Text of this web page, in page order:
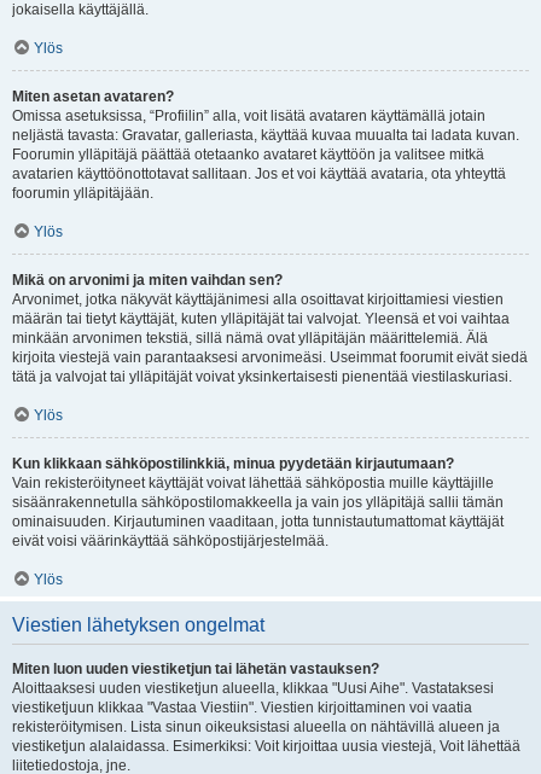
jokaisella käyttäjällä.
Ylös
Miten asetan avataren?
Omissa asetuksissa, “Profiilin” alla, voit lisätä avataren käyttämällä jotain
neljästä tavasta: Gravatar, galleriasta, käyttää kuvaa muualta tai ladata kuvan.
Foorumin ylläpitäjä päättää otetaanko avataret käyttöön ja valitsee mitkä
avatarien käyttöönottotavat sallitaan. Jos et voi käyttää avataria, ota yhteyttä
foorumin ylläpitäjään.
Ylös
Mikä on arvonimi ja miten vaihdan sen?
Arvonimet, jotka näkyvät käyttäjänimesi alla osoittavat kirjoittamiesi viestien
määrän tai tietyt käyttäjät, kuten ylläpitäjät tai valvojat. Yleensä et voi vaihtaa
minkään arvonimen tekstiä, sillä nämä ovat ylläpitäjän määrittelemiä. Älä
kirjoita viestejä vain parantaaksesi arvonimeäsi. Useimmat foorumit eivät siedä
tätä ja valvojat tai ylläpitäjät voivat yksinkertaisesti pienentää viestilaskuriasi.
Ylös
Kun klikkaan sähköpostilinkkiä, minua pyydetään kirjautumaan?
Vain rekisteröityneet käyttäjät voivat lähettää sähköpostia muille käyttäjille
sisäänrakennetulla sähköpostilomakkeella ja vain jos ylläpitäjä sallii tämän
ominaisuuden. Kirjautuminen vaaditaan, jotta tunnistautumattomat käyttäjät
eivät voisi väärinkäyttää sähköpostijärjestelmää.
Ylös
Viestien lähetyksen ongelmat
Miten luon uuden viestiketjun tai lähetän vastauksen?
Aloittaaksesi uuden viestiketjun alueella, klikkaa "Uusi Aihe". Vastataksesi
viestiketjuun klikkaa "Vastaa Viestiin". Viestien kirjoittaminen voi vaatia
rekisteröitymisen. Lista sinun oikeuksistasi alueella on nähtävillä alueen ja
viestiketjun alalaidassa. Esimerkiksi: Voit kirjoittaa uusia viestejä, Voit lähettää
liitetiedostoja, jne.